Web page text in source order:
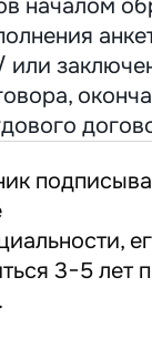
удаляйте
ПД
истечения
бумаги:
случай» вне
работе с ПД. Это
с данными:
HR-